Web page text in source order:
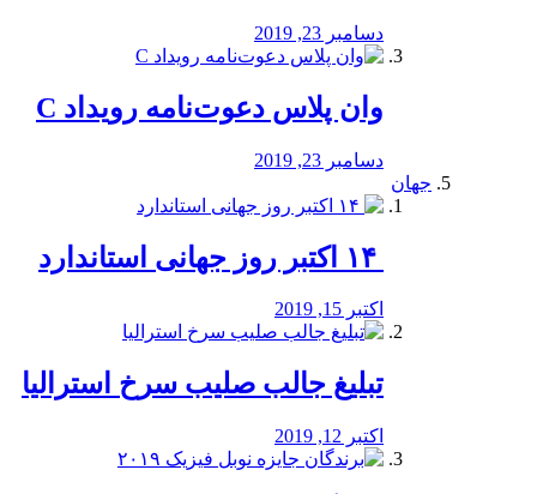
دسامبر 23, 2019
وان پلاس دعوت‌نامه رویداد C
دسامبر 23, 2019
جهان
اکتبر 15, 2019
تبلیغ جالب صلیب سرخ استرالیا
اکتبر 12, 2019